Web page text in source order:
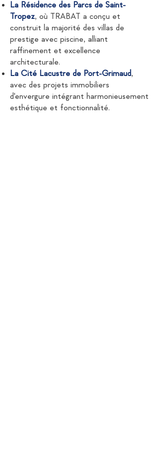
La Résidence des Parcs de Saint-
Tropez, où TRABAT a conçu et
construit la majorité des villas de
prestige avec piscine, alliant
raffinement et excellence
architecturale.
La Cité Lacustre de Port-Grimaud,
avec des projets immobiliers
d'envergure intégrant harmonieusement
esthétique et fonctionnalité.